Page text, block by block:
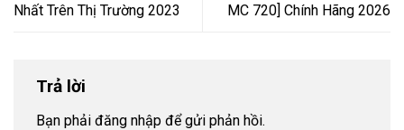
Nhất Trên Thị Trường 2023
MC 720] Chính Hãng 2026
Trả lời
Bạn phải đăng nhập để gửi phản hồi.